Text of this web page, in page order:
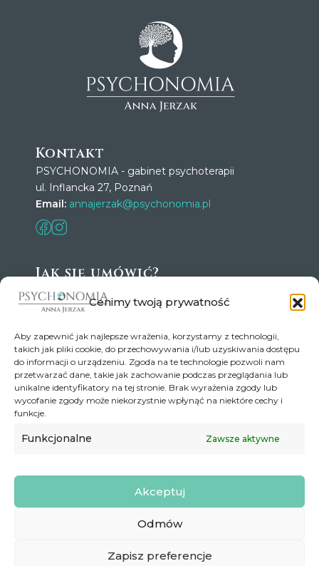
Cenimy twoją prywatność
Aby zapewnić jak najlepsze wrażenia, korzystamy z technologii,
takich jak pliki cookie, do przechowywania i/lub uzyskiwania dostępu
do informacji o urządzeniu. Zgoda na te technologie pozwoli nam
przetwarzać dane, takie jak zachowanie podczas przeglądania lub
unikalne identyfikatory na tej stronie. Brak wyrażenia zgody lub
wycofanie zgody może niekorzystnie wpłynąć na niektóre cechy i
funkcje.
Funkcjonalne Zawsze aktywne
Akceptuj
Odmów
Zapisz preferencje
Kontakt
PSYCHONOMIA - gabinet psychoterapii
ul. Inflancka 27, Poznań
Email: annajerzak@psychonomia.pl
Jak się umówić?
Wszystkie wizyty wymagają zapisów przez
kalendarz na Znanym Lekarzu lub drogą mailową:
Jak dojadę?
Jerzak - psycholog Poznań.